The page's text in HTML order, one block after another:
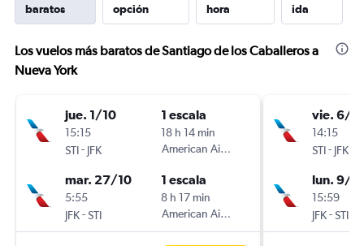
baratos
opción
hora
ida
Los vuelos más baratos de Santiago de los Caballeros a
Nueva York
jue. 1/10
15:15
STI- JFK
1 escala
18 h 14 min
American Airlines
mar. 27/10
5:55
JFK-STI
1 escala
8 h 17 min
American Airlines
vie. 6/11
14:15
STI- JFK
lun. 9/11
15:59
JFK-STI